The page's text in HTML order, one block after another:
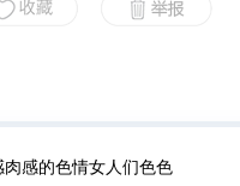
肉感的色情女人们色色